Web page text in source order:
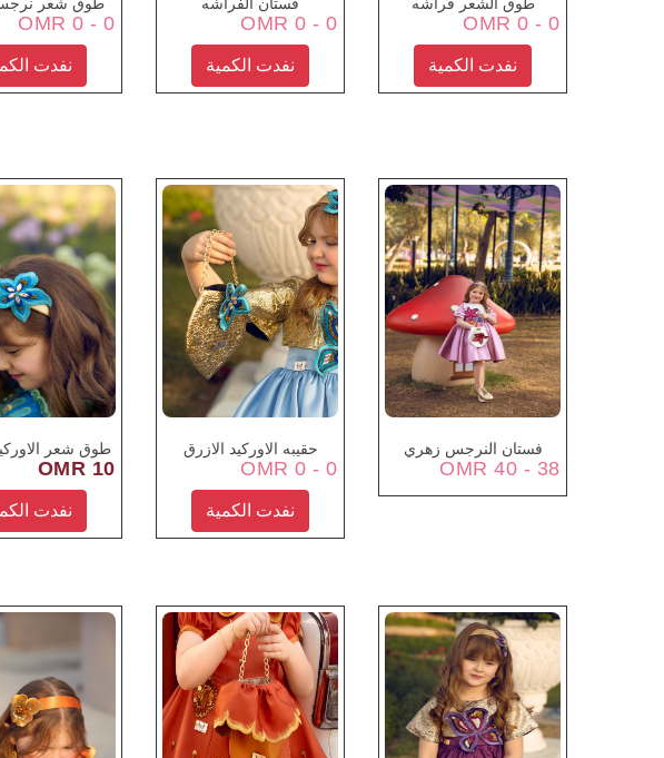
0 - 0 OMR
نفدت الكمية
0 - 0 OMR
نفدت الكمية
0 - 0 OMR
نفدت
فستان النرجس زهري
38 - 40 OMR
حقيبه الاوركيد الازرق
0 - 0 OMR
نفدت الكمية
طوق شعر
10 OMR
نفدت